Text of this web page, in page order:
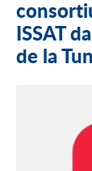
ISSAT
de la